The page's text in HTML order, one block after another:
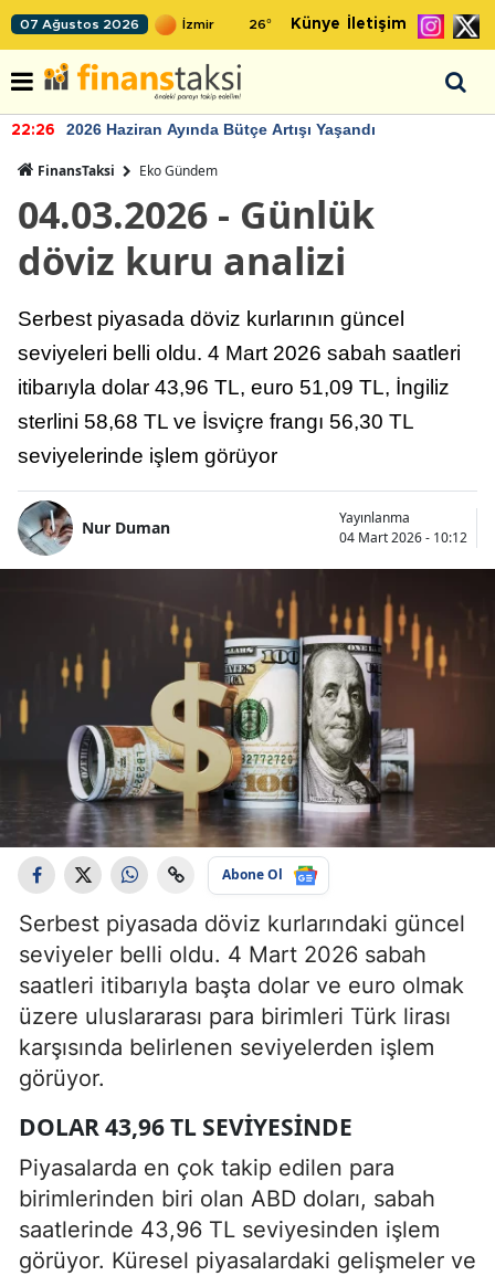
07 Ağustos 2026 26° Künye İletişim
22:26 2026 Haziran Ayında Bütçe Artışı Yaşandı
FinansTaksi Eko Gündem
04.03.2026 - Günlük
döviz kuru analizi
Serbest piyasada döviz kurlarının güncel
seviyeleri belli oldu. 4 Mart 2026 sabah saatleri
itibarıyla dolar 43,96 TL, euro 51,09 TL, İngiliz
sterlini 58,68 TL ve İsviçre frangı 56,30 TL
seviyelerinde işlem görüyor
Nur Duman
Yayınlanma
04 Mart 2026 - 10:12
Abone Ol
Serbest piyasada döviz kurlarındaki güncel
seviyeler belli oldu. 4 Mart 2026 sabah
saatleri itibarıyla başta dolar ve euro olmak
üzere uluslararası para birimleri Türk lirası
karşısında belirlenen seviyelerden işlem
görüyor.
DOLAR 43,96 TL SEVIYESINDE
Piyasalarda en çok takip edilen para
birimlerinden biri olan ABD doları, sabah
saatlerinde 43,96 TL seviyesinden işlem
görüyor. Küresel piyasalardaki gelişmeler ve